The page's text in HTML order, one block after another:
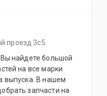
проезд 3с5
найдете большой
на все марки
выпуска. В нашем
запчасти на